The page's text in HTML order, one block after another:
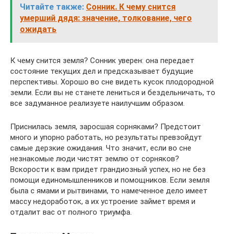
Читайте также: Сонник. К чему снится
умерший дядя: значение, толкование, чего
ожидать
К чему снится земля? Сонник уверен: она передает
состояние текущих дел и предсказывает будущие
перспективы. Хорошо во сне видеть кусок плодородной
земли. Если вы не станете лениться и бездельничать, то
все задуманное реализуете наилучшим образом.
Приснилась земля, заросшая сорняками? Предстоит
много и упорно работать, но результаты превзойдут
самые дерзкие ожидания. Что значит, если во сне
незнакомые люди чистят землю от сорняков?
Вскорости к вам придет грандиозный успех, но не без
помощи единомышленников и помощников. Если земля
была с ямами и рытвинами, то намеченное дело имеет
массу недоработок, а их устроение займет время и
отдалит вас от полного триумфа.